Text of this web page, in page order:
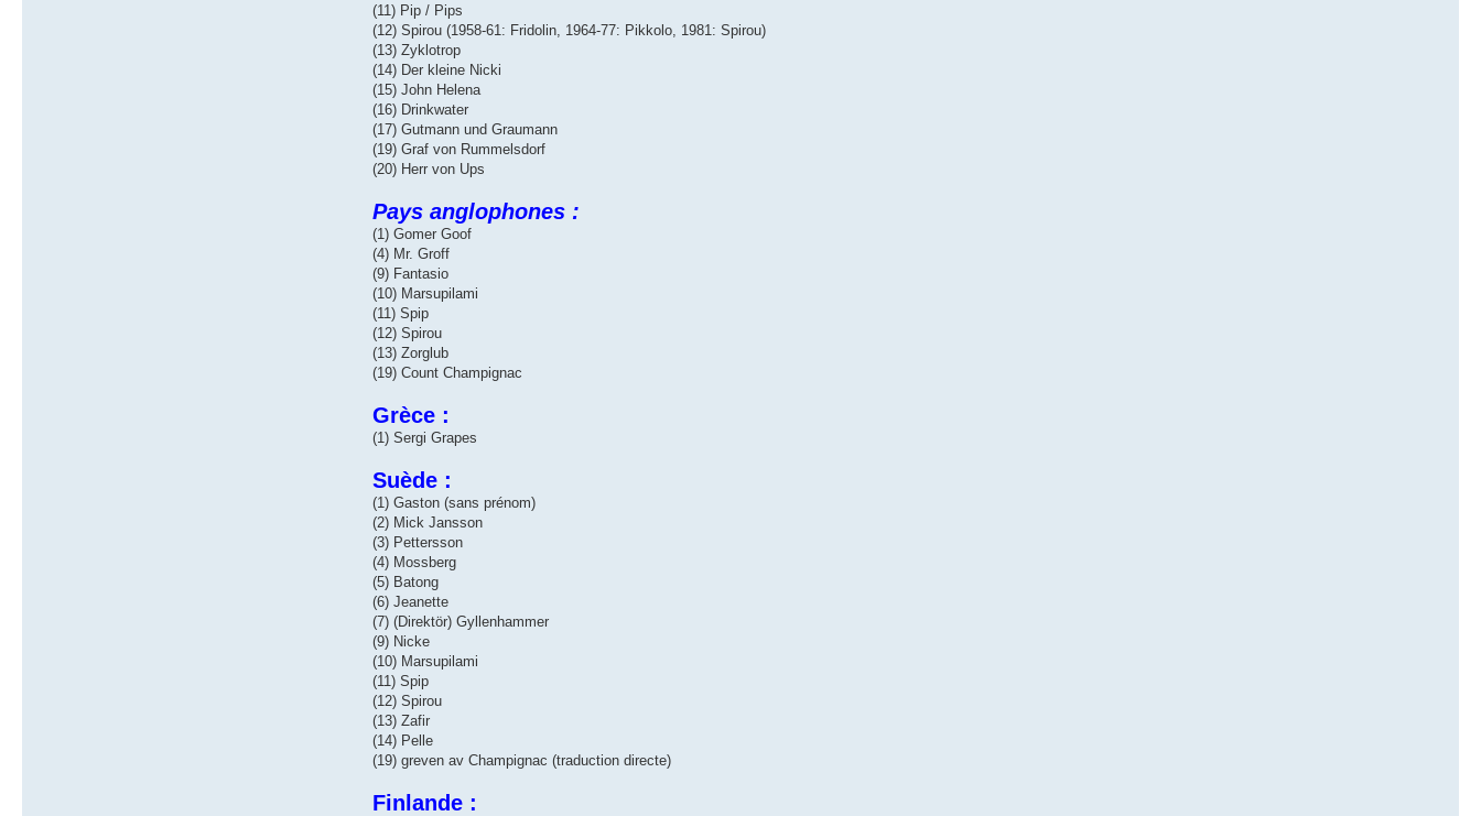
(11) Pip / Pips
(12) Spirou (1958-61: Fridolin, 1964-77: Pikkolo, 1981: Spirou)
(13) Zyklotrop
(14) Der kleine Nicki
(15) John Helena
(16) Drinkwater
(17) Gutmann und Graumann
(19) Graf von Rummelsdorf
(20) Herr von Ups
Pays anglophones :
(1) Gomer Goof
(4) Mr. Groff
(9) Fantasio
(10) Marsupilami
(11) Spip
(12) Spirou
(13) Zorglub
(19) Count Champignac
Grèce :
(1) Sergi Grapes
Suède :
(1) Gaston (sans prénom)
(2) Mick Jansson
(3) Pettersson
(4) Mossberg
(5) Batong
(6) Jeanette
(7) (Direktör) Gyllenhammer
(9) Nicke
(10) Marsupilami
(11) Spip
(12) Spirou
(13) Zafir
(14) Pelle
(19) greven av Champignac (traduction directe)
Finlande :